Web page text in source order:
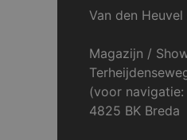
Van den Heuvel
Magazijn /
(voor navigatie:
4825 BK Breda